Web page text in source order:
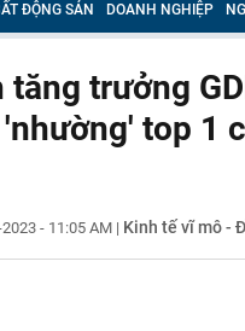
17:30
Kiểm tra tủ đựng
17:30
Phó Thủ tướng
không đẩy doanh
17:28
Lãi suất ngân hàng
Vietcombank, BIDV,
17:24
75 tuổi tóc vẫn đen
Tiểu thư Harper
trên du thuyền
ĐỘNG SẢN DOANH NGHIỆP
tăng trưởng
top 1
- 11:05 AM | Kinh tế vĩ mô -